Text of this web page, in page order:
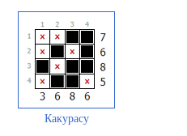
Какурасу